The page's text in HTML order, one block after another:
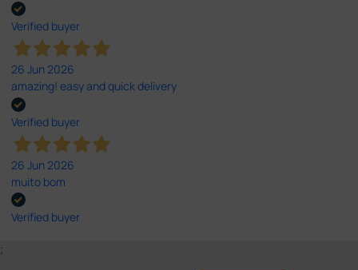
Verified buyer
26 Jun 2026
amazing! easy and quick delivery
Verified buyer
26 Jun 2026
muito bom
Verified buyer
;